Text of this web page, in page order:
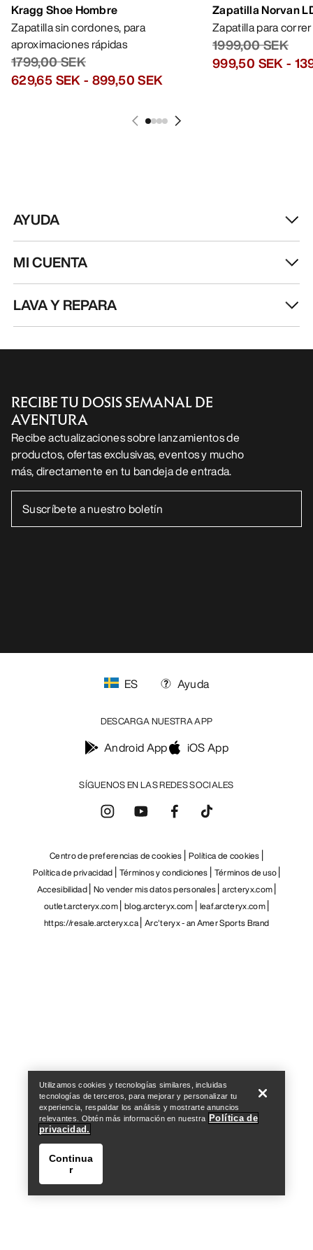
Kragg Shoe Hombre
Zapatilla sin cordones, para
aproximaciones rápidas
1799,00 SEK
629,65 SEK- 899,50 SEK
Zapatilla Norvan
Zapatilla para
1999,00 SEK
999,50 SEK-
AYUDA
MI CUENTA
LAVA Y REPARA
RECIBE TU DOSIS SEMANAL DE
AVENTURA
Recibe actualizaciones sobre lanzamientos de
productos, ofertas exclusivas, eventos y mucho
más, directamente en tu bandeja de entrada.
SÍGUENOS EN LAS REDES SOCIALES
ES Ayuda
DESCARGA NUESTRA APP
Android App iOS App
Centro de preferencias de cookies Política de cookies
Política de privacidad Términos y condiciones Términos de uso
Accesibilidad No vender mis datos personales arcteryx.com
outlet.arcteryx.com blog.arcteryx.com leaf.arcteryx.com
https://resale.arcteryx.ca Arc'teryx - an Amer Sports Brand
Utilizamos cookies y tecnologías similares, incluidas
tecnologías de terceros, para mejorar y personalizar tu
experiencia, respaldar los análisis y mostrarte anuncios
relevantes. Obtén más información en nuestra Política de
privacidad.
Continua
r